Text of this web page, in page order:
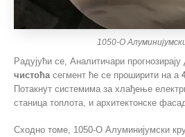
1050-О
Радујући се, Аналитичари прогнозирају
чистоћасегмент ће се проширити на а
Потакнут системима за хлађење
станица топлота, и архитектонске
Сходно томе, 1050-О Алуминијумски